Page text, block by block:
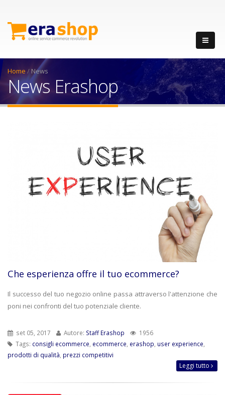
Home /News
News Erashop
Che esperienza offre il tuo ecommerce?
Il successo del tuo negozio online passa attraverso l'attenzione che
poni nei confronti del tuo potenziale cliente.
set 05, 2017 Autore: Staff Erashop
1956
Tags: consigli ecommerce ecommerce erashop user experience
prodotti di qualità prezzi competitivi
Leggi tutto